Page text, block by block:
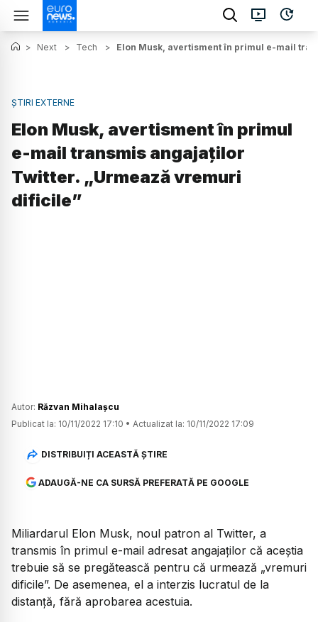
> Next > Tech > Elon Musk, avertisment în primul e-mail
ȘTIRI EXTERNE
Elon Musk, avertisment în primul
e-mail transmis angajaților
Twitter. „Urmează vremuri
dificile”
Autor: Răzvan Mihalașcu
Publicat la: 10/11/2022 17:10 • Actualizat la: 10/11/2022 17:09
DISTRIBUIȚI ACEASTĂ ȘTIRE
ADAUGĂ-NE CA SURSĂ PREFERATĂ PE GOOGLE
Miliardarul Elon Musk, noul patron al Twitter, a
transmis în primul e-mail adresat angajaților că aceștia
trebuie să se pregătească pentru că urmează „vremuri
dificile”. De asemenea, el a interzis lucratul de la
distanță, fără aprobarea acestuia.